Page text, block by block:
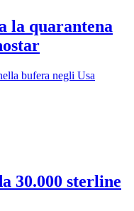
la quarantena
bufera negli Usa
30.000 sterline